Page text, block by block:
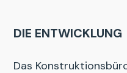
DIE ENTWICKLUNG
Das